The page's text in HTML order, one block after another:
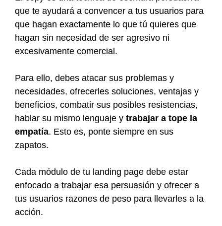
que te ayudará a convencer a tus usuarios para
que hagan exactamente lo que tú quieres que
hagan sin necesidad de ser agresivo ni
excesivamente comercial.
Para ello, debes atacar sus problemas y
necesidades, ofrecerles soluciones, ventajas y
beneficios, combatir sus posibles resistencias,
hablar su mismo lenguaje y trabajar a tope la
empatía. Esto es, ponte siempre en sus
zapatos.
Cada módulo de tu landing page debe estar
enfocado a trabajar esa persuasión y ofrecer a
tus usuarios razones de peso para llevarles a la
acción.